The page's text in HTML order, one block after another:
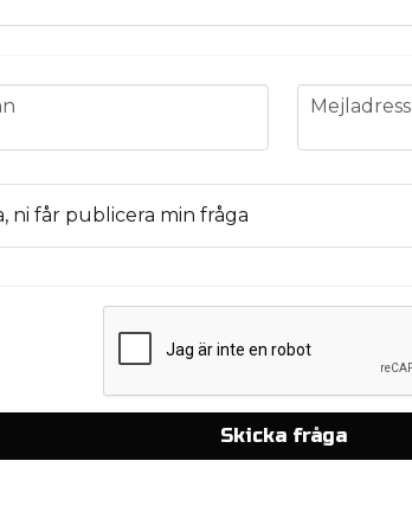
email
Mejladress
ni får publicera min fråga
Skicka fråga